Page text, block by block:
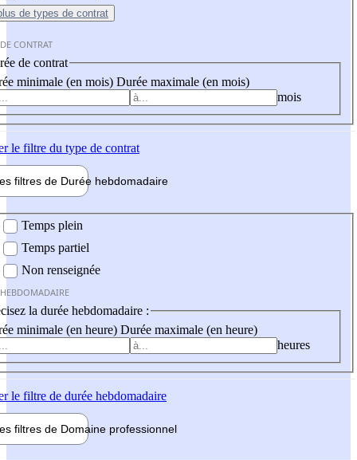
de types de contrat
CONTRAT
de contrat
minimale (en mois) Durée maximale (en mois)
mois
le filtre du type de contrat
filtres de Durée hebdomadaire
Temps plein
Temps partiel
Non renseignée
la durée hebdomadaire :
minimale (en heure) Durée maximale (en heure)
heures
le filtre de durée hebdomadaire
filtres de Domaine professionnel